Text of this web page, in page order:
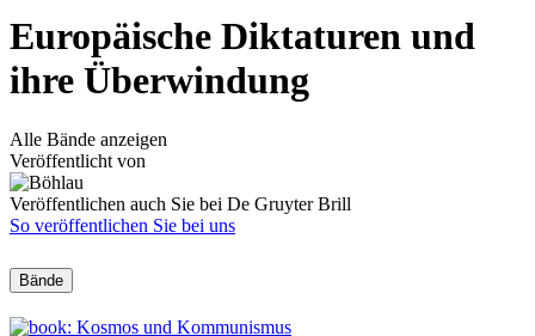
Europäische Diktaturen und
ihre Überwindung
Alle Bände anzeigen
Veröffentlicht von
Veröffentlichen auch Sie bei De Gruyter Brill
So veröffentlichen Sie bei uns
Bände